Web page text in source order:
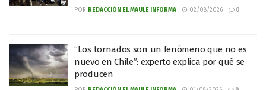
POR REDACCIÓN EL MAULE INFORMA 02/08/2026 0
“Los tornados son un fenómeno que no es
nuevo en Chile”: experto explica por qué se
producen